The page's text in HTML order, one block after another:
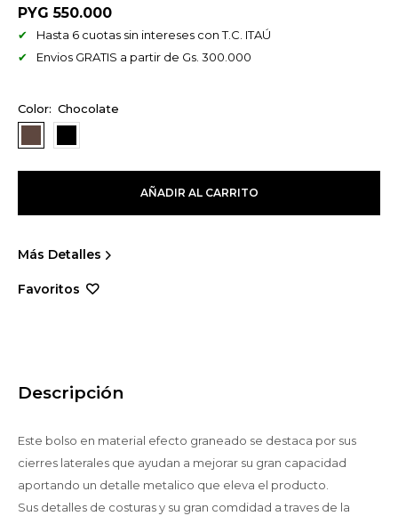
PYG 550.000
Hasta 6 cuotas sin intereses con T.C. ITAÚ
Envios GRATIS a partir de Gs. 300.000
Chocolate
AÑADIR AL CARRITO
Más Detalles
Descripción
Este bolso en material efecto graneado se destaca por sus
cierres laterales que ayudan a mejorar su gran capacidad
aportando un detalle metalico que eleva el producto.
Sus detalles de costuras y su gran comdidad a traves de la